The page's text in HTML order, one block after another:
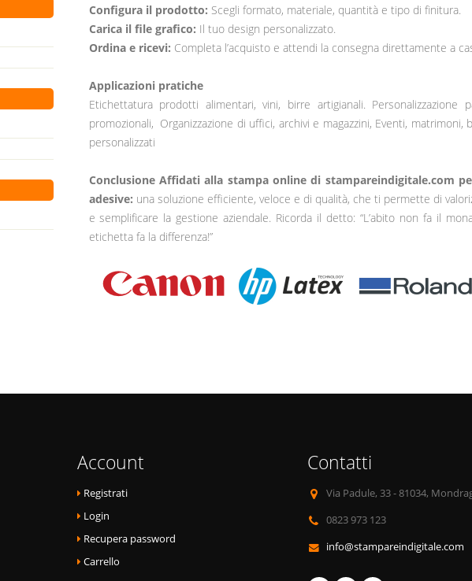
Configura il prodotto: Scegli formato, materiale, quantità e tipo di finitura.
Carica il file grafico: Il tuo design personalizzato.
Ordina e ricevi: Completa l’acquisto e attendi la consegna direttamente a
Applicazioni pratiche
Etichettatura prodotti alimentari, vini, birre artigianali. Personalizzazione
promozionali, Organizzazione di uffici, archivi e magazzini, Eventi, matrimoni,
personalizzati
Conclusione Affidati alla stampa online di stampareindigitale.com
adesive: una soluzione efficiente, veloce e di qualità, che ti permette di
e semplificare la gestione aziendale. Ricorda il detto: “L’abito non fa il
etichetta fa la differenza!”
Account
Registrati
Login
Recupera password
Carrello
Contatti
Via Padule, 33 - 81034,
0823 973 123
info@stampareindigitale.com